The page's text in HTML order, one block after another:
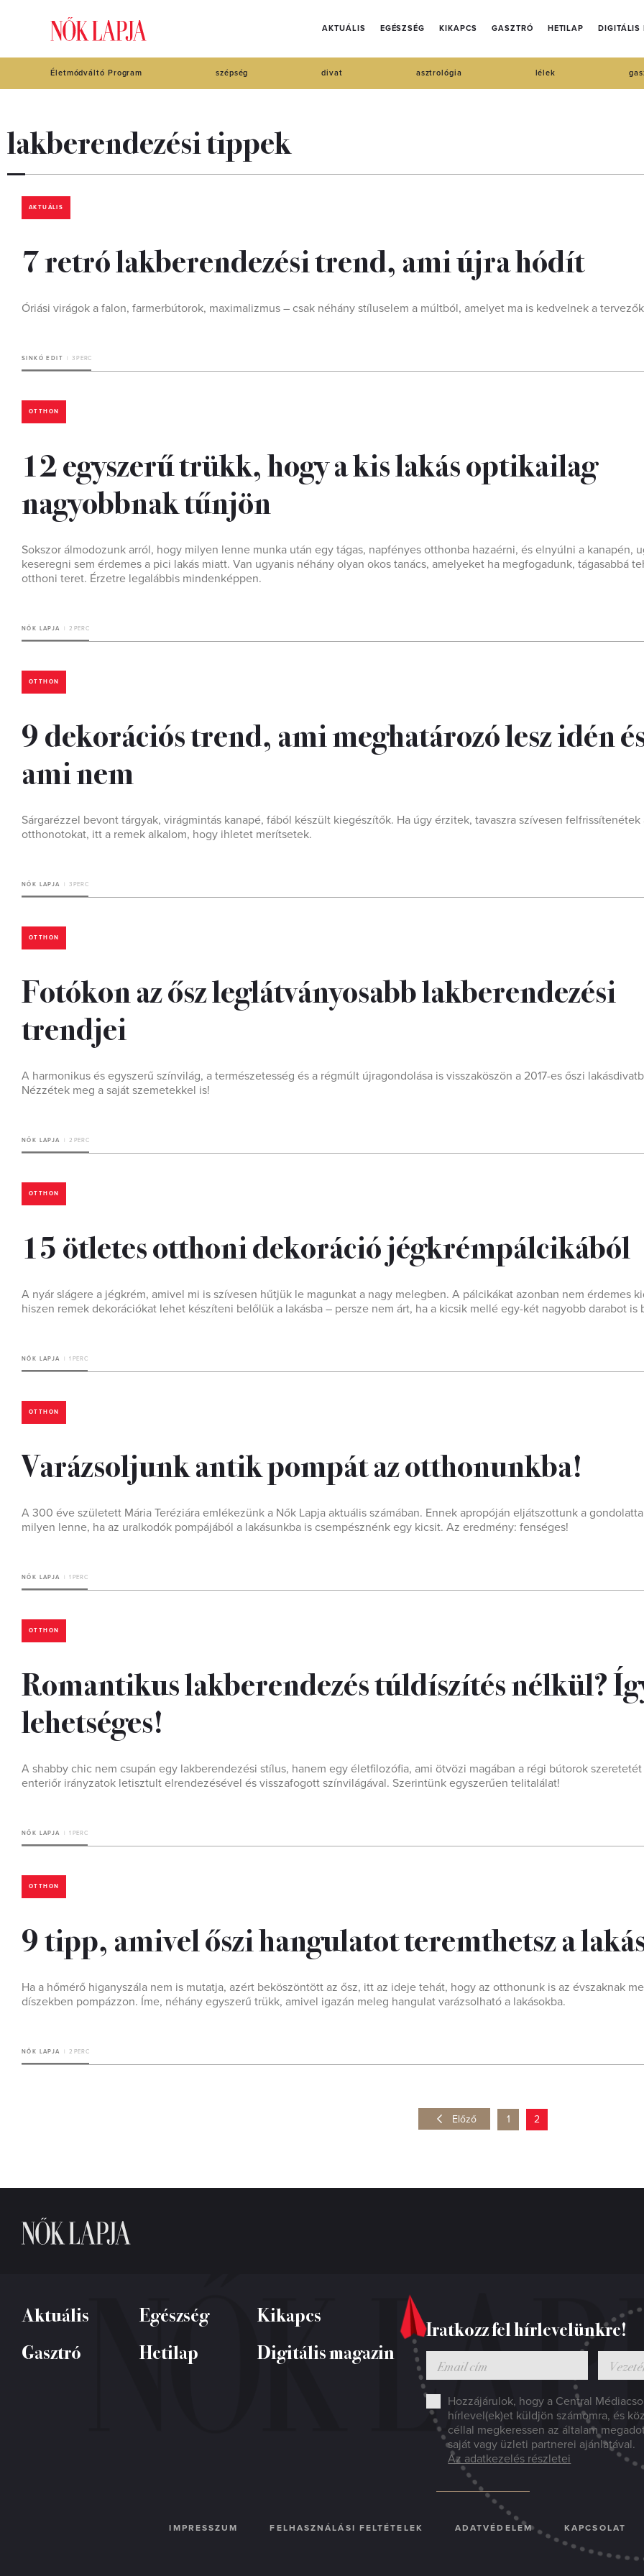
AKTUÁLIS EGÉSZSÉG KIKAPCS GASZTRÓ HETILAP DIGITÁLIS
Életmódváltó Program szépség divat asztrológia lélek
lakberendezési tippek
AKTUÁLIS
7 retró lakberendezési trend, ami újra hódít
Óriási virágok a falon, farmerbútorok, maximalizmus – csak néhány stíluselem a múltból, amelyet ma is kedvelnek a
SINKÓ EDIT 3 PERC
OTTHON
12 egyszerű trükk, hogy a kis lakás optikailag
nagyobbnak tűnjön
Sokszor álmodozunk arról, hogy milyen lenne munka után egy tágas, napfényes otthonba hazaérni, és elnyúlni a kanapén,
keseregni sem érdemes a pici lakás miatt. Van ugyanis néhány olyan okos tanács, amelyeket ha megfogadunk, tágasabbá
otthoni teret. Érzetre legalábbis mindenképpen.
NŐK LAPJA 2 PERC
OTTHON
9 dekorációs trend, ami meghatározó lesz idén
ami nem
Sárgarézzel bevont tárgyak, virágmintás kanapé, fából készült kiegészítők. Ha úgy érzitek, tavaszra szívesen felfrissítenétek
otthonotokat, itt a remek alkalom, hogy ihletet merítsetek.
NŐK LAPJA 3 PERC
OTTHON
Fotókon az ősz leglátványosabb lakberendezési
trendjei
A harmonikus és egyszerű színvilág, a természetesség és a régmúlt újragondolása is visszaköszön a 2017-es őszi
Nézzétek meg a saját szemetekkel is!
NŐK LAPJA 2 PERC
OTTHON
15 ötletes otthoni dekoráció jégkrémpálcikából
A nyár slágere a jégkrém, amivel mi is szívesen hűtjük le magunkat a nagy melegben. A pálcikákat azonban nem érdemes
hiszen remek dekorációkat lehet készíteni belőlük a lakásba – persze nem árt, ha a kicsik mellé egy-két nagyobb darabot is
NŐK LAPJA 1 PERC
OTTHON
Varázsoljunk antik pompát az otthonunkba!
A 300 éve született Mária Teréziára emlékezünk a Nők Lapja aktuális számában. Ennek apropóján eljátszottunk a
milyen lenne, ha az uralkodók pompájából a lakásunkba is csempésznénk egy kicsit. Az eredmény: fenséges!
NŐK LAPJA 1 PERC
OTTHON
Romantikus lakberendezés túldíszítés nélkül?
lehetséges!
A shabby chic nem csupán egy lakberendezési stílus, hanem egy életfilozófia, ami ötvözi magában a régi bútorok
enteriőr irányzatok letisztult elrendezésével és visszafogott színvilágával. Szerintünk egyszerűen telitalálat!
NŐK LAPJA 1 PERC
OTTHON
9 tipp, amivel őszi hangulatot teremthetsz a
Ha a hőmérő higanyszála nem is mutatja, azért beköszöntött az ősz, itt az ideje tehát, hogy az otthonunk is az évszaknak
díszekben pompázzon. Íme, néhány egyszerű trükk, amivel igazán meleg hangulat varázsolható a lakásokba.
NŐK LAPJA 2 PERC
Előző 1 2
Aktuális Egészség
Kikapcs
Gasztró
Hetilap Digitális magazin
Iratkozz fel hírlevelünkre!
Hozzájárulok, hogy a Central
hírlevel(ek)et küldjön számomra, és
céllal megkeressen az általam
saját vagy üzleti partnerei ajánlatával.
Az adatkezelés részletei
IMPRESSZUM FELHASZNÁLÁSI FELTÉTELEK ADATVÉDELEM KAPCSOLAT